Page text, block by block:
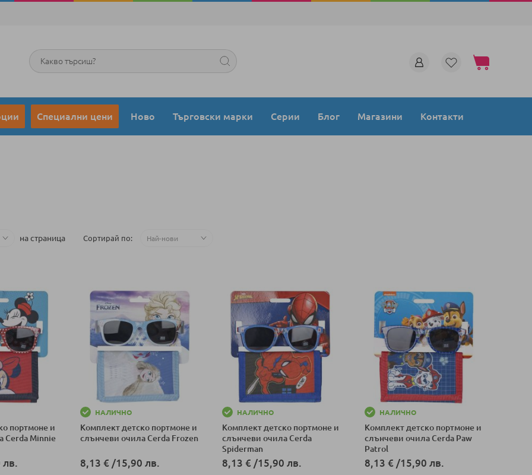
Моята количка
Търсене
Специални цени Ново Търговски марки Серии Блог Магазини Контакти
на страница Сортирай по
портмоне и
Cerda Minnie
лв.
НАЛИЧНО
Комплект детско портмоне и
слънчеви очила Cerda Frozen
8,13 € /15,90 лв.
НАЛИЧНО
Комплект детско портмоне и
слънчеви очила Cerda
Spiderman
8,13 € /15,90 лв.
НАЛИЧНО
Комплект детско портмоне и
слънчеви очила Cerda Paw
Patrol
8,13 €/15,90 лв.